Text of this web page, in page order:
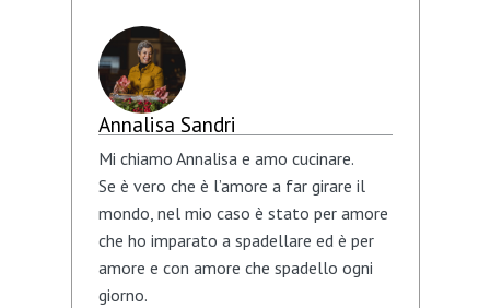
Annalisa Sandri
Mi chiamo Annalisa e amo cucinare.
Se è vero che è l’amore a far girare il
mondo, nel mio caso è stato per amore
che ho imparato a spadellare ed è per
amore e con amore che spadello ogni
giorno.